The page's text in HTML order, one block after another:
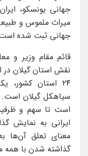
جهانی ثبت شده
قائم مقام وزیر و
۲۴ استان
سیاهکل گیلان است.
است تا سهم و
ایرانی به نمایش
معنای تعلق آن‌ها
گذاشته شدن با همه